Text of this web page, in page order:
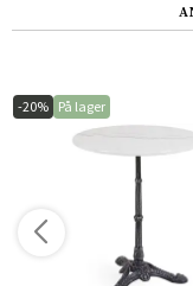
-20% På lager